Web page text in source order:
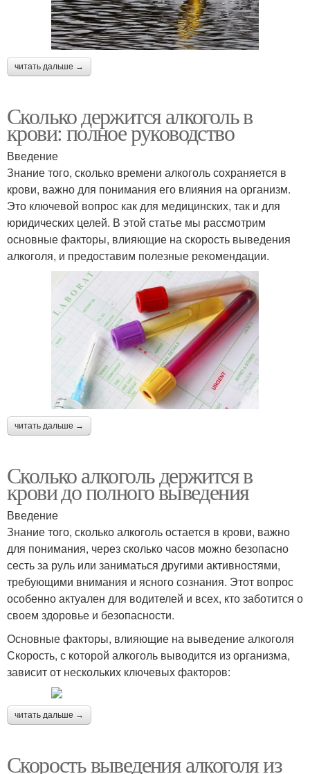
читать дальше →
Сколько держится алкоголь в
крови: полное руководство
Введение
Знание того, сколько времени алкоголь сохраняется в
крови, важно для понимания его влияния на организм.
Это ключевой вопрос как для медицинских, так и для
юридических целей. В этой статье мы рассмотрим
основные факторы, влияющие на скорость выведения
алкоголя, и предоставим полезные рекомендации.
читать дальше →
Сколько алкоголь держится в
крови до полного выведения
Введение
Знание того, сколько алкоголь остается в крови, важно
для понимания, через сколько часов можно безопасно
сесть за руль или заниматься другими активностями,
требующими внимания и ясного сознания. Этот вопрос
особенно актуален для водителей и всех, кто заботится о
своем здоровье и безопасности.
Основные факторы, влияющие на выведение алкоголя
Скорость, с которой алкоголь выводится из организма,
зависит от нескольких ключевых факторов:
читать дальше →
Скорость выведения алкоголя из